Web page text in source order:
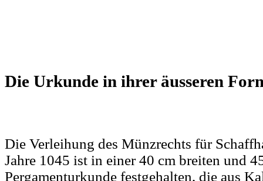
Die Urkunde in ihrer äusseren
Die Verleihung des Münzrechts für
Jahre 1045 ist in einer 40 cm breiten und
Pergamenturkunde festgehalten, die aus